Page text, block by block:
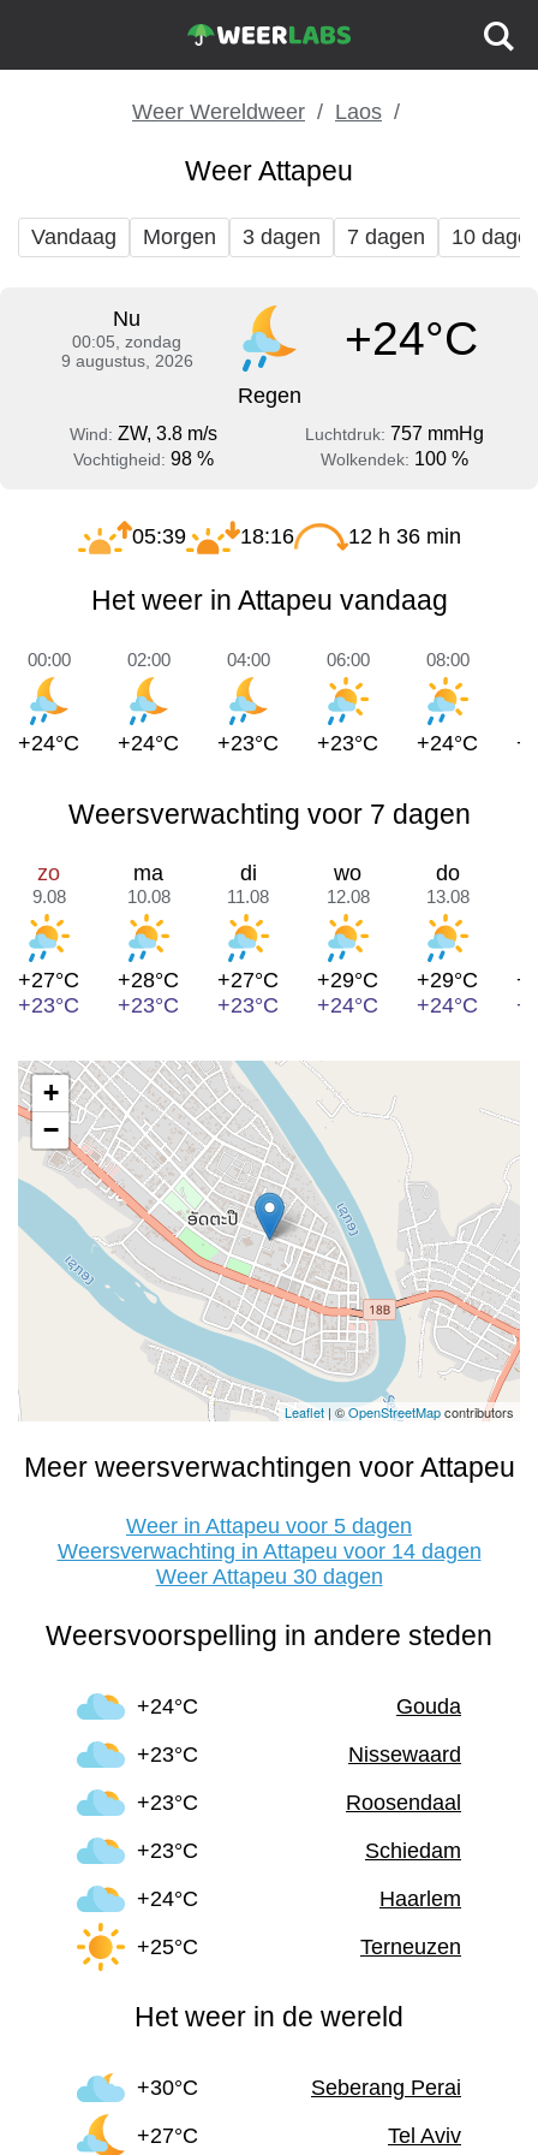
Weer Wereldweer Laos
Weer Attapeu
Vandaag Morgen 3 dagen 7 dagen 10
Nu
00:05, zondag
9 augustus, 2026
+24°C
Regen
Wind: ZW, 3.8 m/s Luchtdruk: 757 mmHg
Vochtigheid: 98 % Wolkendek: 100 %
05:39 18:16 12 h 36 min
Het weer in Attapeu vandaag
00:00
+24°C
02:00
+24°C
04:00
+23°C
06:00
+23°C
08:00
+24°C
Weersverwachting voor 7 dagen
zo
9.08
+27°C
+23°C
ma
10.08
+28°C
+23°C
di
11.08
+27°C
+23°C
wo
12.08
+29°C
+24°C
do
13.08
+29°C
+24°C
+
−
Leaflet | ©OpenStreetMapcontributors
Meer weersverwachtingen voor Attapeu
Weer in Attapeu voor 5 dagen
Weersverwachting in Attapeu voor 14 dagen
Weer Attapeu 30 dagen
Weersvoorspelling in andere steden
+24°C
Gouda
+23°C
Nissewaard
+23°C
Roosendaal
+23°C
Schiedam
+24°C
Haarlem
+25°C
Terneuzen
Het weer in de wereld
+30°C
Seberang Perai
+27°C
Tel Aviv